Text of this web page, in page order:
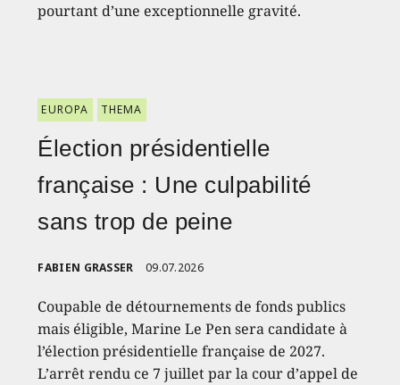
pourtant d’une exceptionnelle gravité.
EUROPA THEMA
Élection présidentielle
française : Une culpabilité
sans trop de peine
FABIEN GRASSER 09.07.2026
Coupable de détournements de fonds publics
mais éligible, Marine Le Pen sera candidate à
l’élection présidentielle française de 2027.
L’arrêt rendu ce 7 juillet par la cour d’appel de